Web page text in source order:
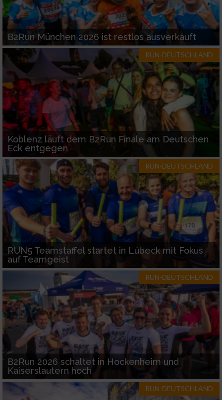
B2Run München 2026 ist restlos ausverkauft
RUN-DEUTSCHLAND
Koblenz läuft dem B2Run Finale am Deutschen
Eck entgegen
RUN-DEUTSCHLAND
RUN5 Teamstaffel startet in Lübeck mit Fokus
auf Teamgeist
RUN-DEUTSCHLAND
B2Run 2026 schaltet in Hockenheim und
Kaiserslautern hoch
RUN-DEUTSCHLAND